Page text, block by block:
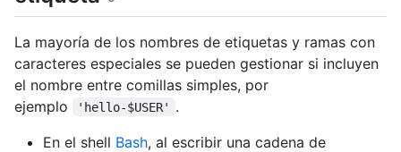
La mayoría de los nombres de etiquetas y ramas con
caracteres especiales se pueden gestionar si incluyen
el nombre entre comillas simples, por
ejemplo
'hello-$USER'
.
En el shell Bash, al escribir una cadena de